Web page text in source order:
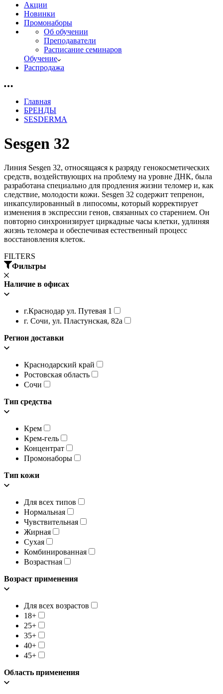
Акции
Новинки
Промонаборы
Об обучении
Преподаватели
Расписание семинаров
Обучение
Распродажа
Главная
БРЕНДЫ
SESDERMA
Sesgen 32
Линия Sesgen 32, относящаяся к разряду генокосметических
средств, воздействующих на проблему на уровне ДНК, была
разработана специально для продления жизни теломер и, как
следствие, молодости кожи. Sesgen 32 содержит тепренон,
инкапсулированный в липосомы, который корректирует
изменения в экспрессии генов, связанных со старением. Он
повторно синхронизирует циркадные часы клетки, удлиняя
жизнь теломера и обеспечивая естественный процесс
восстановления клеток.
FILTERS
Фильтры
Наличие в офисах
г.Краснодар ул. Путевая 1
г. Сочи, ул. Пластунская, 82а
Регион доставки
Краснодарский край
Ростовская область
Сочи
Тип средства
Крем
Крем-гель
Концентрат
Промонаборы
Тип кожи
Для всех типов
Нормальная
Чувствительная
Жирная
Сухая
Комбинированная
Возрастная
Возраст применения
Для всех возрастов
18+
25+
35+
40+
45+
Область применения